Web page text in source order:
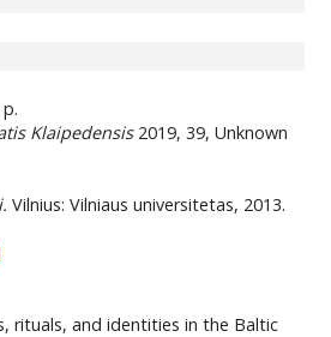
Klaipedensis2019, 39, Unknown
Vilnius: Vilniaus universitetas, 2013.
rituals, and identities in the Baltic